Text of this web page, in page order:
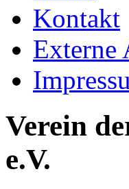
Kontakt
Externe
Verein
e.V.